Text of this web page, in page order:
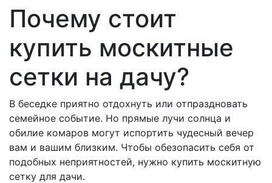
Почему стоит
купить москитные
сетки на дачу?
В беседке приятно отдохнуть или отпраздновать
семейное событие. Но прямые лучи солнца и
обилие комаров могут испортить чудесный вечер
вам и вашим близким. Чтобы обезопасить себя от
подобных неприятностей, нужно купить москитную
сетку для дачи.